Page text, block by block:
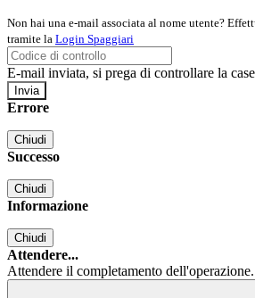
Non hai una e-mail associata al nome utente?
tramite la Login Spaggiari
E-mail inviata, si prega di controllare la
Errore
Chiudi
Successo
Chiudi
Informazione
Chiudi
Attendere...
Attendere il completamento